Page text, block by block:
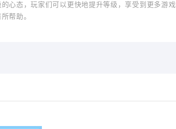
心态，玩家们可以更快地提升等级，享受到更多游
帮助。